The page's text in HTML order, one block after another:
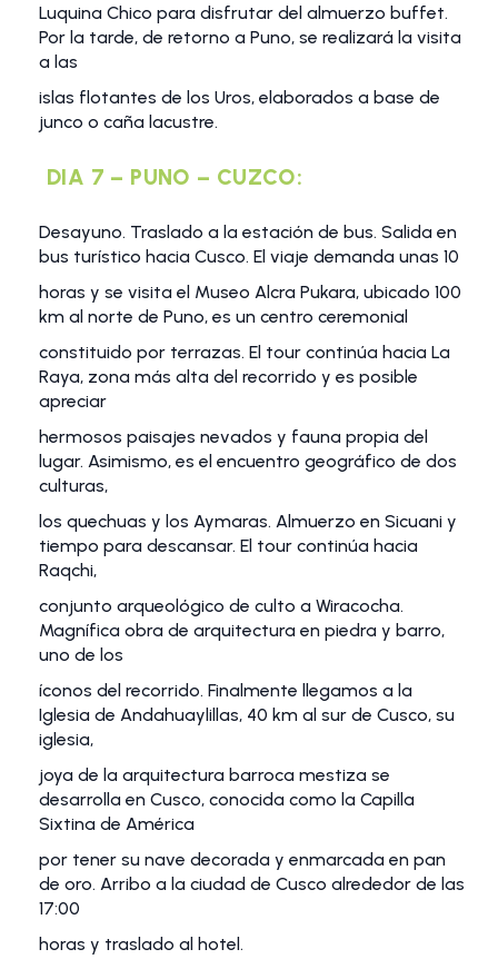
Luquina Chico para disfrutar del almuerzo buffet.
Por la tarde, de retorno a Puno, se realizará la visita
a las
islas flotantes de los Uros, elaborados a base de
junco o caña lacustre.
DIA 7 – PUNO – CUZCO:
Desayuno. Traslado a la estación de bus. Salida en
bus turístico hacia Cusco. El viaje demanda unas 10
horas y se visita el Museo Alcra Pukara, ubicado 100
km al norte de Puno, es un centro ceremonial
constituido por terrazas. El tour continúa hacia La
Raya, zona más alta del recorrido y es posible
apreciar
hermosos paisajes nevados y fauna propia del
lugar. Asimismo, es el encuentro geográfico de dos
culturas,
los quechuas y los Aymaras. Almuerzo en Sicuani y
tiempo para descansar. El tour continúa hacia
Raqchi,
conjunto arqueológico de culto a Wiracocha.
Magnífica obra de arquitectura en piedra y barro,
uno de los
íconos del recorrido. Finalmente llegamos a la
Iglesia de Andahuaylillas, 40 km al sur de Cusco, su
iglesia,
joya de la arquitectura barroca mestiza se
desarrolla en Cusco, conocida como la Capilla
Sixtina de América
por tener su nave decorada y enmarcada en pan
de oro. Arribo a la ciudad de Cusco alrededor de las
17:00
horas y traslado al hotel.